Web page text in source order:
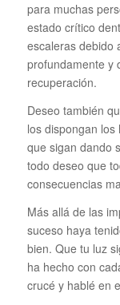
para muchas
estado crítico
escaleras debido
profundamente y
recuperación.
Deseo también
los dispongan
que sigan dando
todo deseo que
consecuencias
Más allá de las
suceso haya
bien. Que tu luz
ha hecho con
crucé y hablé en